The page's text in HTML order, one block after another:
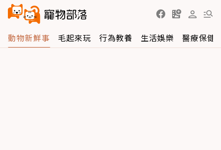
動物新鮮事 毛起來玩 行為教養 生活娛樂 醫療保健